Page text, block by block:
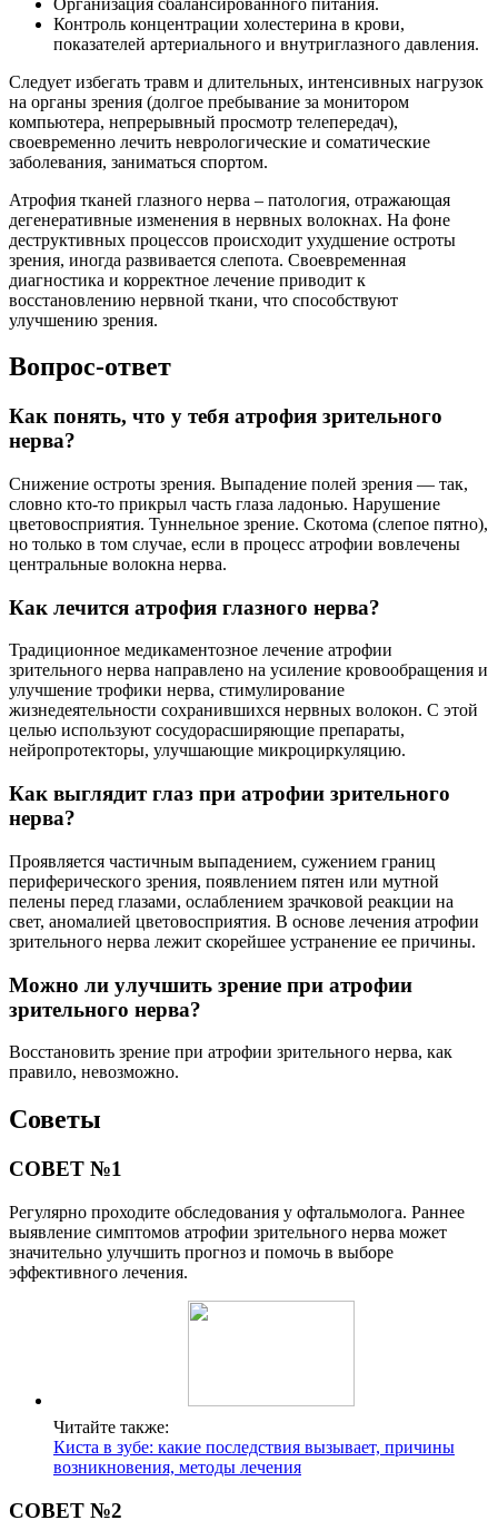
Контроль концентрации холестерина в крови,
показателей артериального и внутриглазного давления.
Следует избегать травм и длительных, интенсивных нагрузок
на органы зрения (долгое пребывание за монитором
компьютера, непрерывный просмотр телепередач),
своевременно лечить неврологические и соматические
заболевания, заниматься спортом.
Атрофия тканей глазного нерва – патология, отражающая
дегенеративные изменения в нервных волокнах. На фоне
деструктивных процессов происходит ухудшение остроты
зрения, иногда развивается слепота. Своевременная
диагностика и корректное лечение приводит к
восстановлению нервной ткани, что способствуют
улучшению зрения.
Вопрос-ответ
Как понять, что у тебя атрофия зрительного
нерва?
Снижение остроты зрения. Выпадение полей зрения — так,
словно кто-то прикрыл часть глаза ладонью. Нарушение
цветовосприятия. Туннельное зрение. Скотома (слепое пятно),
но только в том случае, если в процесс атрофии вовлечены
центральные волокна нерва.
Как лечится атрофия глазного нерва?
Традиционное медикаментозное лечение атрофии
зрительного нерва направлено на усиление кровообращения и
улучшение трофики нерва, стимулирование
жизнедеятельности сохранившихся нервных волокон. С этой
целью используют сосудорасширяющие препараты,
нейропротекторы, улучшающие микроциркуляцию.
Как выглядит глаз при атрофии зрительного
нерва?
Проявляется частичным выпадением, сужением границ
периферического зрения, появлением пятен или мутной
пелены перед глазами, ослаблением зрачковой реакции на
свет, аномалией цветовосприятия. В основе лечения атрофии
зрительного нерва лежит скорейшее устранение ее причины.
Можно ли улучшить зрение при атрофии
зрительного нерва?
Восстановить зрение при атрофии зрительного нерва, как
правило, невозможно.
Советы
СОВЕТ №1
Регулярно проходите обследования у офтальмолога. Раннее
выявление симптомов атрофии зрительного нерва может
значительно улучшить прогноз и помочь в выборе
эффективного лечения.
Читайте также:
Киста в зубе: какие последствия вызывает, причины
возникновения, методы лечения
СОВЕТ №2